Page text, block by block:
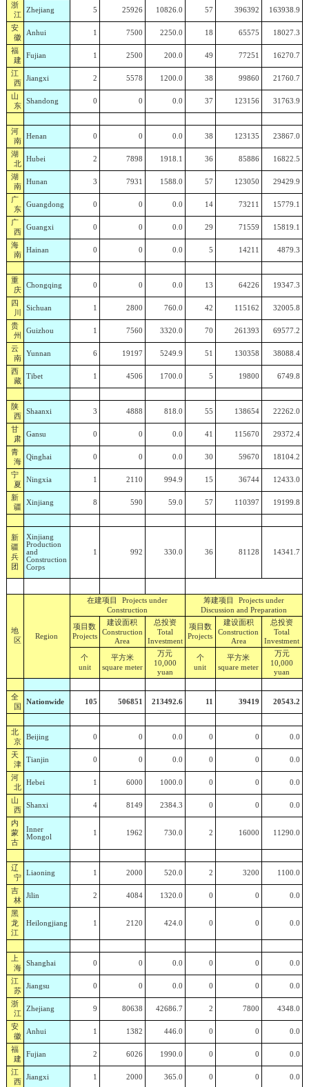
浙
江
Zhejiang 5 25926 10826.0 57 396392 163938.9
安
徽
Anhui 1 7500 2250.0 18 65575 18027.3
福
建
Fujian 1 2500 200.0 49 77251 16270.7
江
西
Jiangxi 2 5578 1200.0 38 99860 21760.7
山
东
Shandong 0 0 0.0 37 123156 31763.9
河
南
Henan 0 0 0.0 38 123135 23867.0
湖
北
Hubei 2 7898 1918.1 36 85886 16822.5
湖
南
Hunan 3 7931 1588.0 57 123050 29429.9
广
东
Guangdong 0 0 0.0 14 73211 15779.1
广
西
Guangxi 0 0 0.0 29 71559 15819.1
海
南
Hainan 0 0 0.0 5 14211 4879.3
重
庆
Chongqing 0 0 0.0 13 64226 19347.3
四
川
Sichuan 1 2800 760.0 42 115162 32005.8
贵
州
Guizhou 1 7560 3320.0 70 261393 69577.2
云
南
Yunnan 6 19197 5249.9 51 130358 38088.4
西
藏
Tibet 1 4506 1700.0 5 19800 6749.8
陕
西
Shaanxi 3 4888 818.0 55 138654 22262.0
甘
肃
Gansu 0 0 0.0 41 115670 29372.4
青
海
Qinghai 0 0 0.0 30 59670 18104.2
宁
夏
Ningxia 1 2110 994.9 15 36744 12433.0
新
疆
Xinjiang 8 590 59.0 57 110397 19199.8
新
疆
兵
团
Xinjiang
Production
and
Construction
Corps
1 992 330.0 36 81128 14341.7
地
区
Region
在建项目Projects under
Construction
筹建项目 Projects under
Discussion and Preparation
项目数
Projects
建设面积
Construction
Area
总投资
Total
Investment
项目数
Projects
建设面积
Construction
Area
总投资
Total
Investment
个
unit
平方米
square meter
万元
10,000
yuan
个
unit
平方米
square meter
万元
10,000
yuan
全
国
Nationwide 105 506851 213492.6 11 39419 20543.2
北
京
Beijing 0 0 0.0 0 0 0.0
天
津
Tianjin 0 0 0.0 0 0 0.0
河
北
Hebei 1 6000 1000.0 0 0 0.0
山
西
Shanxi 4 8149 2384.3 0 0 0.0
内
蒙
古
Inner
Mongol
1 1962 730.0 2 16000 11290.0
辽
宁
Liaoning 1 2000 520.0 2 3200 1100.0
吉
林
Jilin 2 4084 1320.0 0 0 0.0
黑
龙
江
Heilongjiang 1 2120 424.0 0 0 0.0
上
海
Shanghai 0 0 0.0 0 0 0.0
江
苏
Jiangsu 0 0 0.0 0 0 0.0
浙
江
Zhejiang 9 80638 42686.7 2 7800 4348.0
安
徽
Anhui 1 1382 446.0 0 0 0.0
福
建
Fujian 2 6026 1990.0 0 0 0.0
江
西
Jiangxi 1 2000 365.0 0 0 0.0